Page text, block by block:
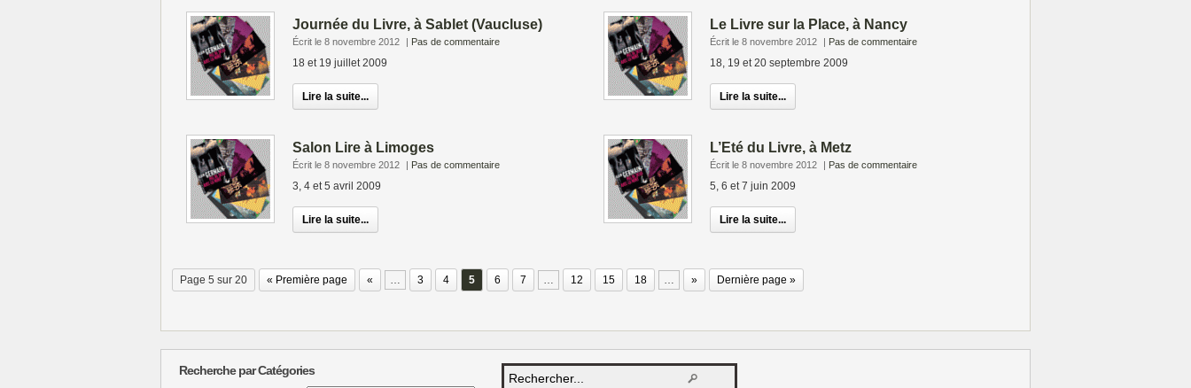
Le Livre sur la Place, à Nancy
Écrit le 8 novembre 2012 | Pas de commentaire
18, 19 et 20 septembre 2009
Lire la suite...
Journée du Livre, à Sablet (Vaucluse)
Écrit le 8 novembre 2012 | Pas de commentaire
18 et 19 juillet 2009
Lire la suite...
L’Eté du Livre, à Metz
Écrit le 8 novembre 2012 | Pas de commentaire
5, 6 et 7 juin 2009
Lire la suite...
Salon Lire à Limoges
Écrit le 8 novembre 2012 | Pas de commentaire
3, 4 et 5 avril 2009
Lire la suite...
Page 5 sur 20 « Première page « … 3 4 5 6 7 … 12 15 18 … » Dernière page »
Recherche par Catégories